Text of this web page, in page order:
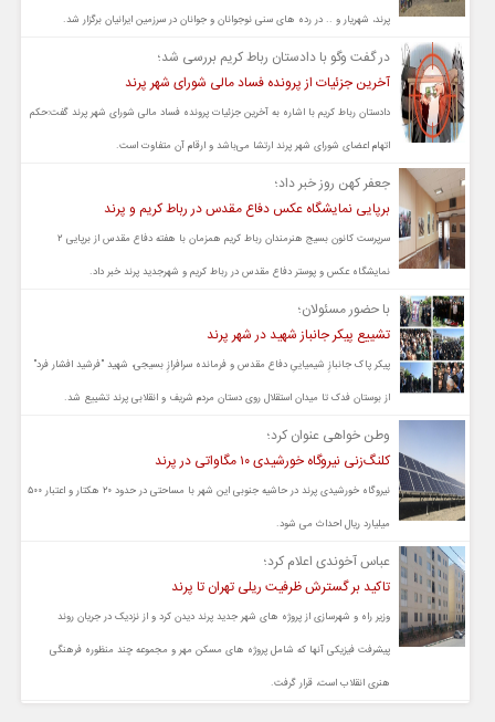
پرند، شهریار و .. در رده های سنی نوجوانان و جوانان در سرزمین ایرانیان برگزار شد.
در گفت وگو با دادستان رباط کریم بررسی شد؛
آخرین جزئیات از پرونده فساد مالی شورای شهر پرند
دادستان رباط کریم با اشاره به آخرین جزئیات پرونده فساد مالی شورای شهر پرند گفت:حکم
اتهام اعضای شورای شهر پرند ارتشا می‌باشد و ارقام آن متفاوت است.
جعفر کهن روز خبر داد؛
برپایی نمایشگاه عکس دفاع مقدس در رباط کریم و پرند
سرپرست کانون بسیج هنرمندان رباط کریم همزمان با هفته دفاع مقدس از برپایی ۲
نمایشگاه عکس و پوستر دفاع مقدس در رباط کریم و شهرجدید پرند خبر داد.
با حضور مسئولان؛
تشییع پیکر جانباز شهید در شهر پرند
پیکر پاک جانبازِ شیمیاییِ دفاع مقدس و فرمانده سرافرازِ بسیجی، شهید "فرشید افشار فرد"
از بوستان فدک تا میدان استقلال روی دستان مردم شریف و انقلابی پرند تشییع شد.
وطن خواهی عنوان کرد؛
کلنگ‌زنی نیروگاه خورشیدی ۱۰ مگاواتی در پرند
نیروگاه خورشیدی پرند در حاشیه جنوبی این شهر با مساحتی در حدود ۲۰ هکتار و اعتبار ۵۰۰
میلیارد ریال احداث می شود.
عباس آخوندی اعلام کرد؛
تاکید بر گسترش ظرفیت ریلی تهران تا پرند
وزیر راه و شهرسازی از پروژه های شهر جدید پرند دیدن کرد و از نزدیک در جریان روند
پیشرفت فیزیکی آنها که شامل پروژه های مسکن مهر و مجموعه چند منظوره فرهنگی
هنری انقلاب است، قرار گرفت.